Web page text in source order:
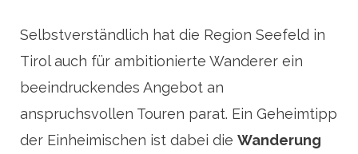
Selbstverständlich hat die Region Seefeld in
Tirol auch für ambitionierte Wanderer ein
beeindruckendes Angebot an
anspruchsvollen Touren parat. Ein Geheimtipp
der Einheimischen ist dabei die Wanderung